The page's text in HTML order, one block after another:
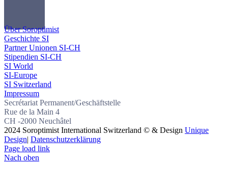
Über Soroptimist
Geschichte SI
Partner Unionen SI-CH
Stipendien SI-CH
SI World
SI-Europe
SI Switzerland
Impressum
Secrétariat Permanent/Geschäftstelle
Rue de la Main 4
CH -2000 Neuchâtel
2024 Soroptimist International Switzerland © & Design Unique
Design| Datenschutzerklärung
Page load link
Nach oben